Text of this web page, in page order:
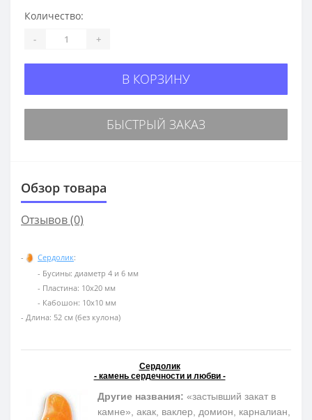
Количество:
- +
В КОРЗИНУ
БЫСТРЫЙ ЗАКАЗ
Обзор товара
Отзывов (0)
- Сердолик:
- Бусины: диаметр 4 и 6 мм
- Пластина: 10х20 мм
- Кабошон: 10х10 мм
- Длина: 52 см (без кулона)
Сердолик
- камень сердечности и любви -
Другие названия: «застывший закат в
камне», акак, ваклер, домион, карналиан,